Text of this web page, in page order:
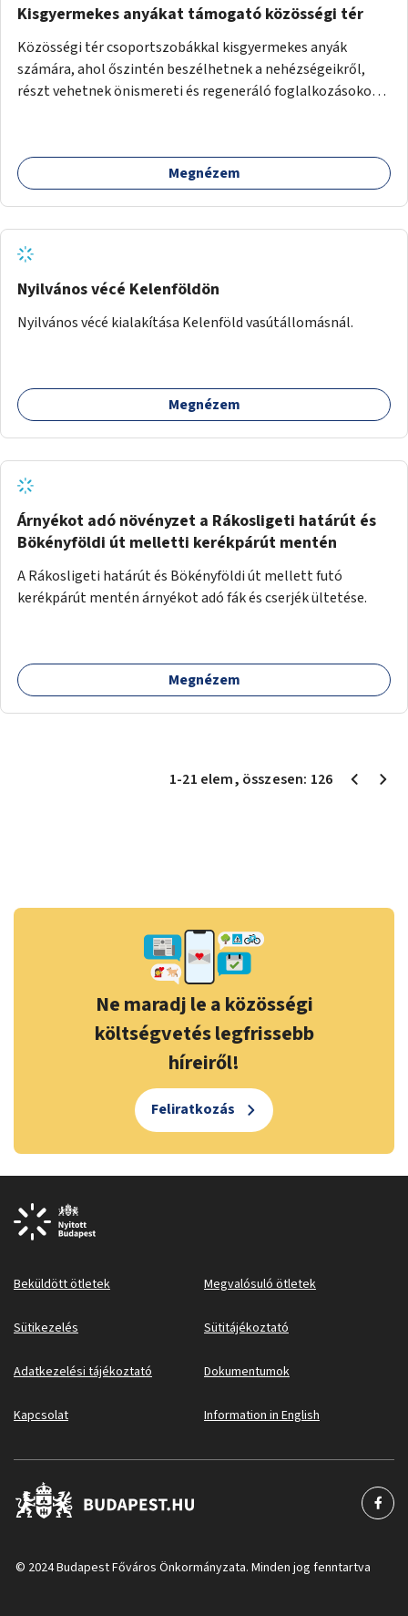
Kisgyermekes anyákat támogató közösségi tér
Közösségi tér csoportszobákkal kisgyermekes anyák
számára, ahol őszintén beszélhetnek a nehézségeikről,
részt vehetnek önismereti és regeneráló foglalkozásokon
Megnézem
Nyilvános vécé Kelenföldön
Nyilvános vécé kialakítása Kelenföld vasútállomásnál.
Megnézem
Árnyékot adó növényzet a Rákosligeti határút és
Bökényföldi út melletti kerékpárút mentén
A Rákosligeti határút és Bökényföldi út mellett futó
kerékpárút mentén árnyékot adó fák és cserjék ültetése.
Megnézem
1-21 elem, összesen: 126
Ne maradj le a közösségi
költségvetés legfrissebb
híreiről!
Feliratkozás
Beküldött ötletek Megvalósuló ötletek
Sütikezelés Sütitájékoztató
Adatkezelési tájékoztató Dokumentumok
Kapcsolat Information in English
© 2024 Budapest Főváros Önkormányzata. Minden jog fenntartva